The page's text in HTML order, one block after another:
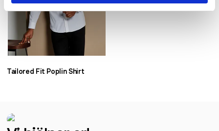
Tailored Fit Poplin Shirt